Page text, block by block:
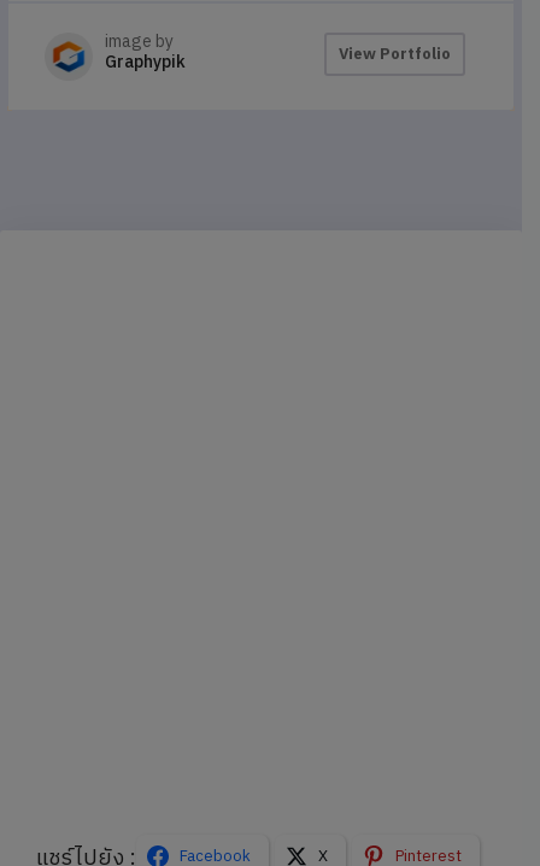
image by
Graphypik View Portfolio
แชร์ไปยัง : Facebook X
Pinterest